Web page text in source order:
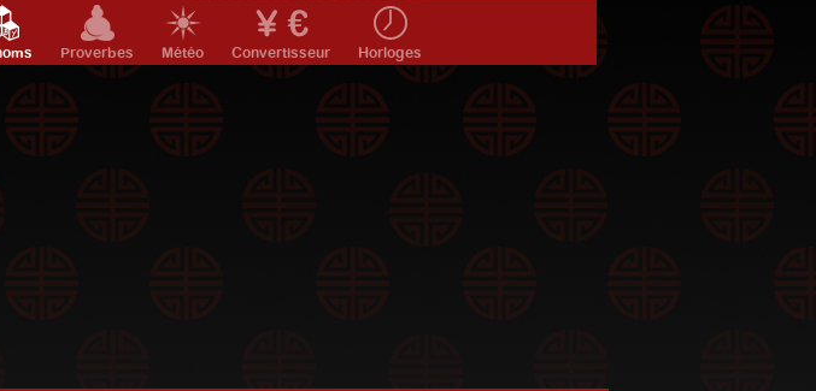
Proverbes Météo Convertisseur Horloges